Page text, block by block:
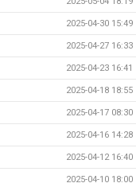
2025-04-30 15:49
2025-04-27 16:33
2025-04-23 16:41
2025-04-18 18:55
2025-04-17 08:30
2025-04-16 14:28
2025-04-12 16:40
2025-04-10 18:00